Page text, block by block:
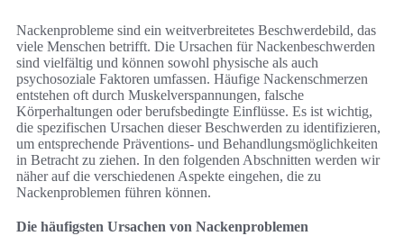
Nackenprobleme sind ein weitverbreitetes Beschwerdebild, das
viele Menschen betrifft. Die Ursachen für Nackenbeschwerden
sind vielfältig und können sowohl physische als auch
psychosoziale Faktoren umfassen. Häufige Nackenschmerzen
entstehen oft durch Muskelverspannungen, falsche
Körperhaltungen oder berufsbedingte Einflüsse. Es ist wichtig,
die spezifischen Ursachen dieser Beschwerden zu identifizieren,
um entsprechende Präventions- und Behandlungsmöglichkeiten
in Betracht zu ziehen. In den folgenden Abschnitten werden wir
näher auf die verschiedenen Aspekte eingehen, die zu
Nackenproblemen führen können.
Die häufigsten Ursachen von Nackenproblemen